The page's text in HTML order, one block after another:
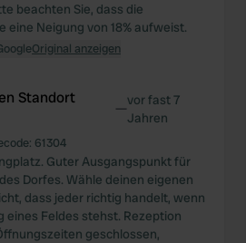
beachten Sie, dass die
eine Neigung von 18% aufweist.
Original anzeigen
Standort
—vor fast 7
Jahren
61304
Guter Ausgangspunkt für
Dorfes. Wähle deinen eigenen
dass jeder richtig handelt, wenn
eines Feldes stehst. Rezeption
geschlossen,